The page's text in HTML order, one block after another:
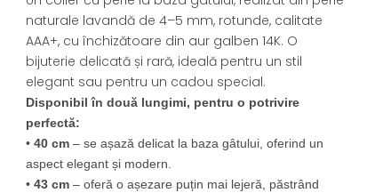
naturale lavandă de 4–5 mm, rotunde, calitate
AAA+, cu închizătoare din aur galben 14K. O
bijuterie delicată și rară, ideală pentru un stil
elegant sau pentru un cadou special.
Disponibil în două lungimi, pentru o potrivire
perfectă:
•40 cm – se așază delicat la baza gâtului, oferind un
aspect elegant și modern.
•43 cm – oferă o așezare puțin mai lejeră, păstrând